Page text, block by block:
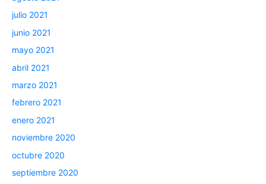
julio 2021
junio 2021
mayo 2021
abril 2021
marzo 2021
febrero 2021
enero 2021
noviembre 2020
octubre 2020
septiembre 2020